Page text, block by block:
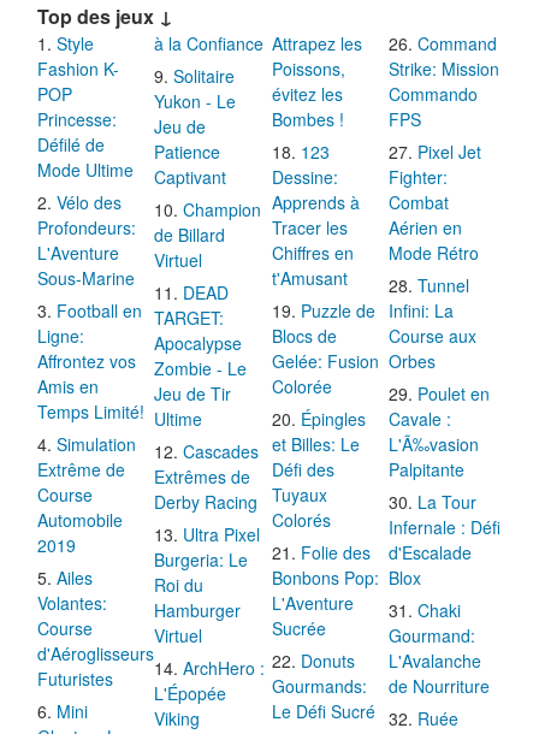
Top des jeux ↓
Style
Fashion K-
POP
Princesse:
Défilé de
Mode Ultime
Vélo des
Profondeurs:
L'Aventure
Sous-Marine
Football en
Ligne:
Affrontez vos
Amis en
Temps Limité!
Simulation
Extrême de
Course
Automobile
2019
Ailes
Volantes:
Course
d'Aéroglisseurs
Futuristes
Mini
à la Confiance
Solitaire
Yukon - Le
Jeu de
Patience
Captivant
Champion
de Billard
Virtuel
DEAD
TARGET:
Apocalypse
Zombie - Le
Jeu de Tir
Ultime
Cascades
Extrêmes de
Derby Racing
Ultra Pixel
Burgeria: Le
Roi du
Hamburger
Virtuel
ArchHero :
L'Épopée
Viking
Attrapez les
Poissons,
évitez les
Bombes !
123
Dessine:
Apprends à
Tracer les
Chiffres en
t'Amusant
Puzzle de
Blocs de
Gelée: Fusion
Colorée
Épingles
et Billes: Le
Défi des
Tuyaux
Colorés
Folie des
Bonbons Pop:
L'Aventure
Sucrée
Donuts
Gourmands:
Le Défi Sucré
Command
Strike: Mission
Commando
FPS
Pixel Jet
Fighter:
Combat
Aérien en
Mode Rétro
Tunnel
Infini: La
Course aux
Orbes
Poulet en
Cavale :
L'Ã‰vasion
Palpitante
La Tour
Infernale : Défi
d'Escalade
Blox
Chaki
Gourmand:
L'Avalanche
de Nourriture
Ruée